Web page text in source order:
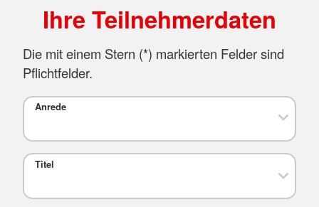
Ihre Teilnehmerdaten
Die mit einem Stern (*) markierten Felder sind
Pflichtfelder.
Anrede
Titel